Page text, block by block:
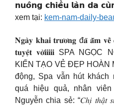
𝗻𝘂𝗼̂𝗻𝗴 𝗰𝗵𝗶𝗲̂̀𝘂 𝗹𝗮̀𝗻 𝗱𝗮
xem tại: kem-nam-daily-
𝐍𝐠𝐚̀𝐲 𝐤𝐡𝐚𝐢 𝐭𝐫𝐮̛𝐨̛𝐧𝐠 đ𝐚̃ 𝐚̆̃𝐦
𝐭𝐮𝐲𝐞̣̂𝐭 𝐯𝐨̛̀𝐢𝐢𝐢𝐢𝐢 SPA
KIẾN TẠO VẺ ĐẸP HOÀN
động, Spa vẫn hút
quá hiệu quả, nhân
Nguyễn chia sẻ: “𝐶ℎ𝑖̣ 𝑡ℎ𝑎̣̂𝑡